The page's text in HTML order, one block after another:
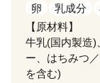
卵 乳成分
【原材料】
牛乳(国内製造)
ー、はちみつ
を含む)